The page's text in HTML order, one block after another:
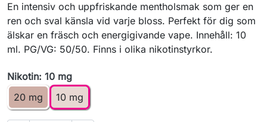
En intensiv och uppfriskande mentholsmak som ger en
ren och sval känsla vid varje bloss. Perfekt för dig som
älskar en fräsch och energigivande vape. Innehåll: 10
ml. PG/VG: 50/50. Finns i olika nikotinstyrkor.
Nikotin: 10 mg
20 mg
10 mg